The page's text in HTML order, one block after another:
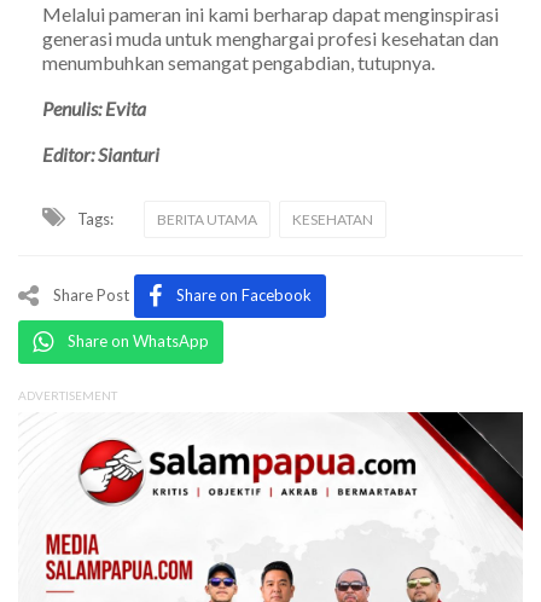
Melalui pameran ini kami berharap dapat menginspirasi
generasi muda untuk menghargai profesi kesehatan dan
menumbuhkan semangat pengabdian, tutupnya.
Penulis: Evita
Editor: Sianturi
Tags: BERITA UTAMA KESEHATAN
Share Post Share on Facebook
Share on WhatsApp
ADVERTISEMENT